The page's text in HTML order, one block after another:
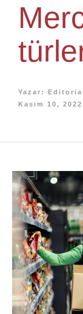
Yazar:
Kasım 10, 2022